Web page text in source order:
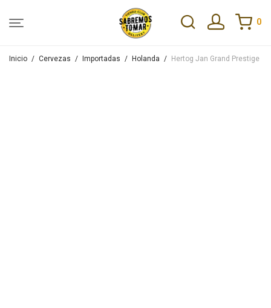
0
Inicio / Cervezas / Importadas / Holanda / Hertog Jan Grand Prestige